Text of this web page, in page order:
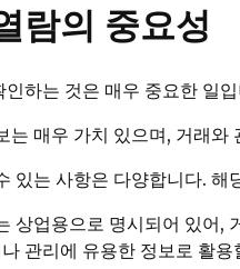
람의 중요성
하는 것은 매우 중요한 일
는 매우 가치 있으며, 거래와
있는 사항은 다양합니다.
상업용으로 명시되어 있어
관리에 유용한 정보로 활용